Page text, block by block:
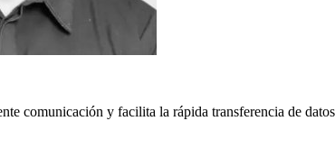
comunicación y facilita la rápida transferencia de